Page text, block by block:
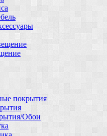
покрытия
Обои